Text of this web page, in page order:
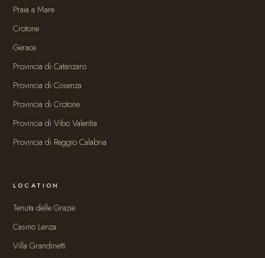
Praia a Mare
Crotone
Gerace
Provincia di Catanzaro
Provincia di Cosenza
Provincia di Crotone
Provincia di Vibo Valentia
Provincia di Reggio Calabria
LOCATION
Tenuta delle Grazie
Casino Lenza
Villa Grandinetti